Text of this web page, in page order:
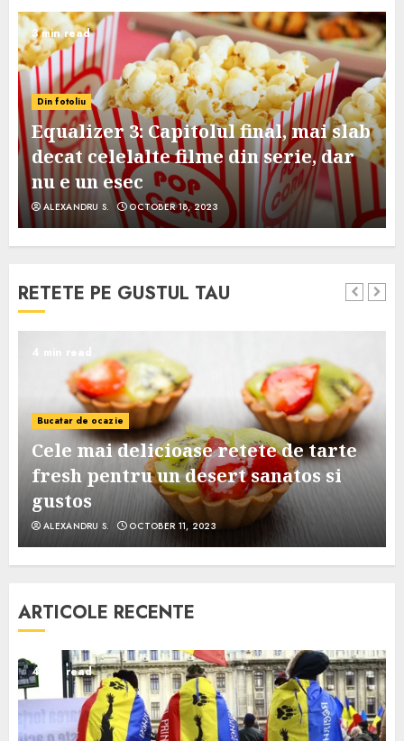
3 min read
Din fotoliu
Equalizer 3: Capitolul final, mai slab
decat celelalte filme din serie, dar
nu e un esec
ALEXANDRU S. OCTOBER 18, 2023
RETETE PE GUSTUL TAU
4 min read
Bucatar de ocazie
Cele mai delicioase retete de tarte
fresh pentru un desert sanatos si
gustos
ALEXANDRU S. OCTOBER 11, 2023
ARTICOLE RECENTE
4 min read